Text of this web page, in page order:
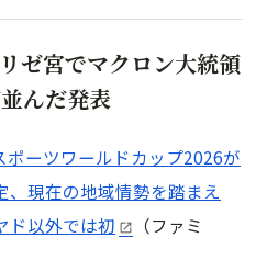
ゼ宮でマクロン大統領
んだ発表
ポーツワールドカップ2026が
、現在の地域情勢を踏まえ
ド以外では初
（ファミ